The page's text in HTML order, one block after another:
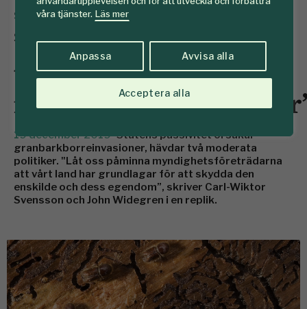
våra tjänster. Läs mer
Anpassa Avvisa alla
Acceptera alla
SKOGENdebatt.
”Grundlagen väger
tyngre än
19 december 2019 Statens passivitet orsakar
granbarkborreinvasioner, hävdar två moderata
politiker. "Låt oss påminna myndighetsföreträdarna
att vårt land har grundlagar för att skydda den
enskilde och dess egendom”, skriver Carl-Wiktor
Svensson och John Widegren i en replik.